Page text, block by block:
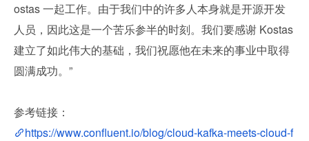
ostas 一起工作。由于我们中的许多人本身就是开源开发
人员，因此这是一个苦乐参半的时刻。我们要感谢 Kostas
建立了如此伟大的基础，我们祝愿他在未来的事业中取得
圆满成功。”
参考链接：
https://www.confluent.io/blog/cloud-kafka-meets-cloud-f